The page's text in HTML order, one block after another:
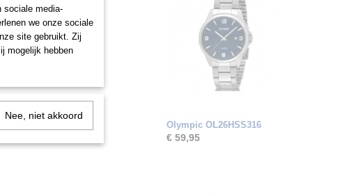
Olympic OL26HSS316
€ 59,95
sociale media-
we onze sociale
site gebruikt. Zij
mogelijk hebben
Nee, niet akkoord